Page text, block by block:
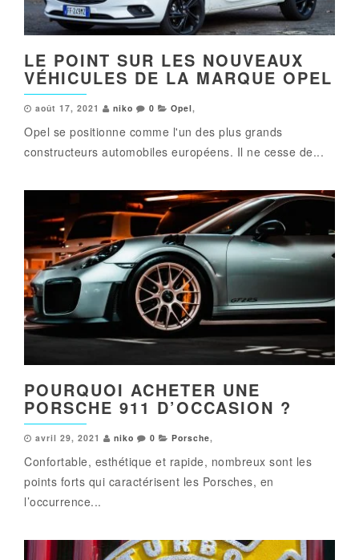
LE POINT SUR LES NOUVEAUX
VÉHICULES DE LA MARQUE OPEL
août 17, 2021 niko 0 Opel,
Opel se positionne comme l'un des plus grands
constructeurs automobiles européens. Il ne cesse de...
POURQUOI ACHETER UNE
PORSCHE 911 D’OCCASION ?
avril 29, 2021 niko 0 Porsche,
Confortable, esthétique et rapide, nombreux sont les
points forts qui caractérisent les Porsches, en
l’occurrence...